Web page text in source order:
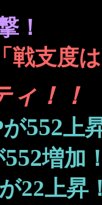
！
戦支度
ィ！！
552上
552増加
22上昇